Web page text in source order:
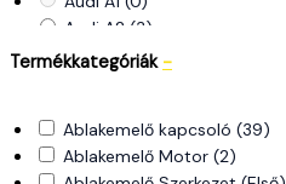
LADA(0)
LANCIA (15)
LAND ROVER(3)
MINI(12)
MITSUBISHI (6)
Audi A2 (3)
Audi A3(22)
Audi Q7(1)
AUDI TT(2)
Termékkategóriák -
Ablakemelő kapcsoló (39)
Ablakemelő Motor (2)